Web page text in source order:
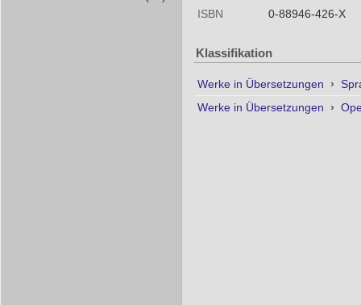
ISBN 0-88946-426-X
Klassifikation
Werke in Übersetzungen ›
Werke in Übersetzungen
›